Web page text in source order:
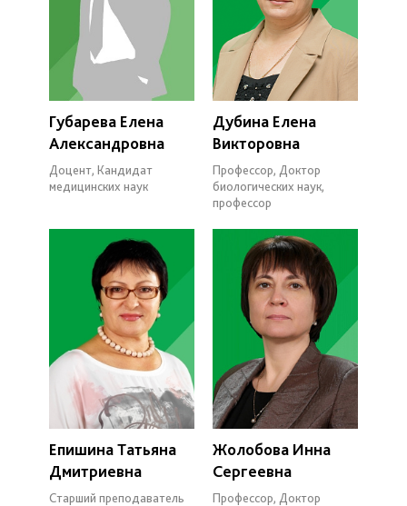
Губарева Елена
Александровна
Доцент, Кандидат
медицинских наук
Дубина Елена
Викторовна
Профессор, Доктор
биологических наук,
профессор
Епишина Татьяна
Дмитриевна
Старший преподаватель
Жолобова Инна
Сергеевна
Профессор, Доктор